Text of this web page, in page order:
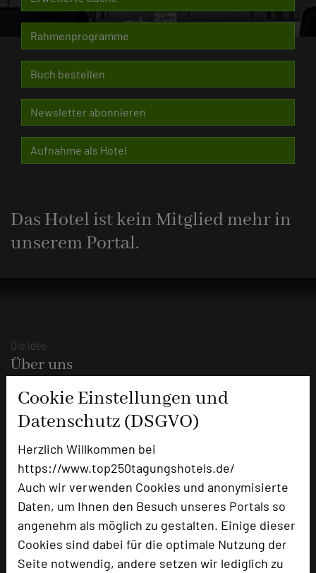
Cookie Einstellungen und
Datenschutz (DSGVO)
Herzlich Willkommen bei
https://www.top250tagungshotels.de/
Auch wir verwenden Cookies und anonymisierte
Daten, um Ihnen den Besuch unseres Portals so
angenehm als möglich zu gestalten. Einige dieser
Cookies sind dabei für die optimale Nutzung der
Seite notwendig, andere setzen wir lediglich zu
Rahmenprogramme
Buch bestellen
Newsletter abonnieren
Aufnahme als Hotel
Das Hotel ist kein Mitglied mehr in
unserem Portal.
Die Idee
Über uns
Mission
Kategorie
Team
Herausgeber & Autoren
Partner
Alle Informationen
Für Tagungsentscheider
Hotel empfehlen